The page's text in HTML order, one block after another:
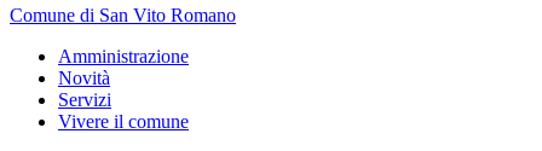
Comune di San Vito Romano
Amministrazione
Novità
Servizi
Vivere il comune